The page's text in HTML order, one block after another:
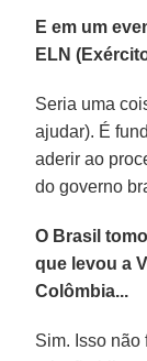
E em um
ELN
Seria uma
ajudar). É
aderir ao
do governo
O Brasil
que levou a
Colômbia...
Sim. Isso não